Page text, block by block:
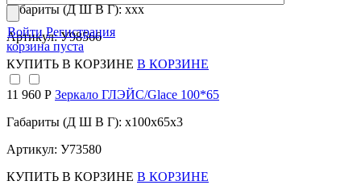
Войти Регистрация
корзина пуста
Габариты (Д Ш В Г): xxx
Артикул: У98566
КУПИТЬ В КОРЗИНЕ В КОРЗИНЕ
11 960 Р Зеркало ГЛЭЙС/Glace 100*65
Габариты (Д Ш В Г): x100x65x3
Артикул: У73580
КУПИТЬ В КОРЗИНЕ В КОРЗИНЕ